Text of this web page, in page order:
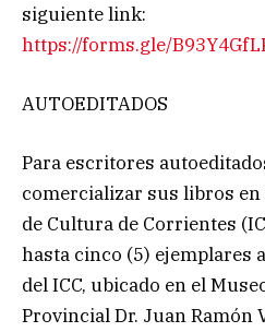
siguiente link:
https://forms.gle/
AUTOEDITADOS
Para escritores
comercializar sus libros
de Cultura de Corrientes
hasta cinco (5) ejemplares
del ICC, ubicado en el
Provincial Dr. Juan Ramón